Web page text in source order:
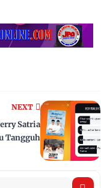
NEXT
Satria
Tangguh